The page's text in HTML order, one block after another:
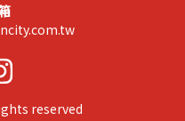
reserved